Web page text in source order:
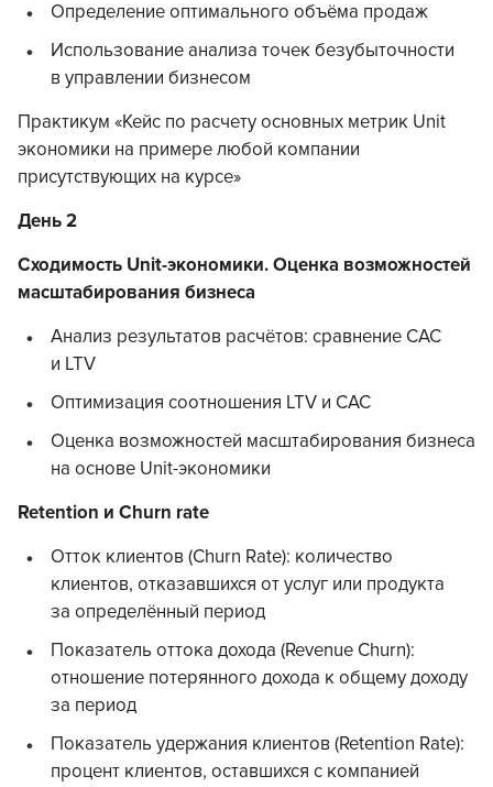
Определение оптимального объёма продаж
Использование анализа точек безубыточности
в управлении бизнесом
Практикум «Кейс по расчету основных метрик Unit
экономики на примере любой компании
присутствующих на курсе»
День 2
Сходимость Unit-экономики. Оценка возможностей
масштабирования бизнеса
Анализ результатов расчётов: сравнение CAC
и LTV
Оптимизация соотношения LTV и CAC
Оценка возможностей масштабирования бизнеса
на основе Unit-экономики
Retention и Churn rate
Отток клиентов (Churn Rate): количество
клиентов, отказавшихся от услуг или продукта
за определённый период
Показатель оттока дохода (Revenue Churn):
отношение потерянного дохода к общему доходу
за период
Показатель удержания клиентов (Retention Rate):
процент клиентов, оставшихся с компанией